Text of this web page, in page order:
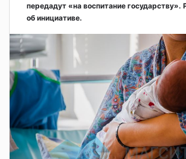
передадут «на воспитание государству».
об инициативе.